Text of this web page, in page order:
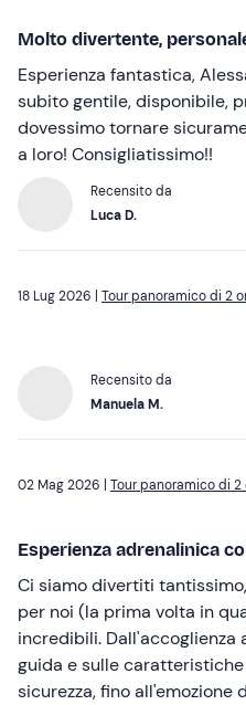
Molto divertente,
Esperienza fantastica,
subito gentile, disponibile,
dovessimo tornare
a loro! Consigliatissimo!!
Recensito da
Luca D.
18 Lug 2026 | Tour panoramico di 2
Recensito da
Manuela M.
02 Mag 2026 | Tour panoramico di 2
Esperienza adrenalinica
Ci siamo divertiti
per noi (la prima volta in
incredibili. Dall'accoglienza
guida e sulle
sicurezza, fino